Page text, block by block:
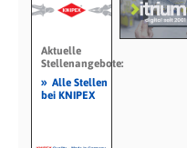
Aktuelle
Stellenangebote:
» Alle Stellen
bei KNIPEX